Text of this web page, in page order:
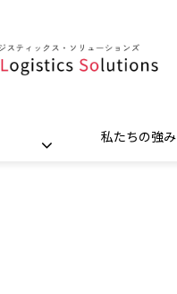
私たちの強み